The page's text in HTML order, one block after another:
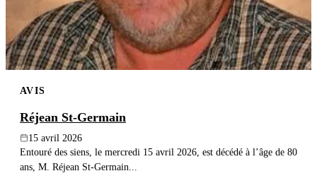
AVIS
Réjean St-Germain
15 avril 2026
Entouré des siens, le mercredi 15 avril 2026, est décédé à l’âge de 80
ans, M. Réjean St-Germain...